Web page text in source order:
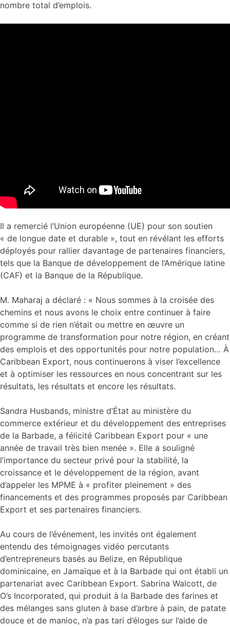
nombre total d’emplois.
Il a remercié l’Union européenne (UE) pour son soutien
« de longue date et durable », tout en révélant les efforts
déployés pour rallier davantage de partenaires financiers,
tels que la Banque de développement de l’Amérique latine
(CAF) et la Banque de la République.
M. Maharaj a déclaré : « Nous sommes à la croisée des
chemins et nous avons le choix entre continuer à faire
comme si de rien n’était ou mettre en œuvre un
programme de transformation pour notre région, en créant
des emplois et des opportunités pour notre population… À
Caribbean Export, nous continuerons à viser l’excellence
et à optimiser les ressources en nous concentrant sur les
résultats, les résultats et encore les résultats.
Sandra Husbands, ministre d’État au ministère du
commerce extérieur et du développement des entreprises
de la Barbade, a félicité Caribbean Export pour « une
année de travail très bien menée ». Elle a souligné
l’importance du secteur privé pour la stabilité, la
croissance et le développement de la région, avant
d’appeler les MPME à « profiter pleinement » des
financements et des programmes proposés par Caribbean
Export et ses partenaires financiers.
Au cours de l’événement, les invités ont également
entendu des témoignages vidéo percutants
d’entrepreneurs basés au Belize, en République
dominicaine, en Jamaïque et à la Barbade qui ont établi un
partenariat avec Caribbean Export. Sabrina Walcott, de
O’s Incorporated, qui produit à la Barbade des farines et
des mélanges sans gluten à base d’arbre à pain, de patate
douce et de manioc, n’a pas tari d’éloges sur l’aide de